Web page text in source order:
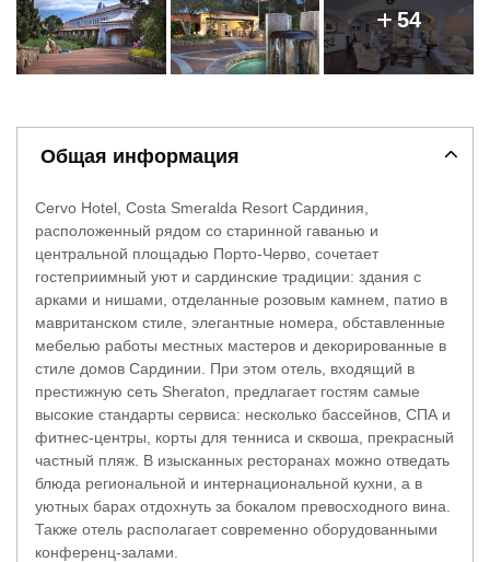
54
Общая информация
Cervo Hotel, Costa Smeralda Resort Сардиния,
расположенный рядом со старинной гаванью и
центральной площадью Порто-Черво, сочетает
гостеприимный уют и сардинские традиции: здания с
арками и нишами, отделанные розовым камнем, патио в
мавританском стиле, элегантные номера, обставленные
мебелью работы местных мастеров и декорированные в
стиле домов Сардинии. При этом отель, входящий в
престижную сеть Sheraton, предлагает гостям самые
высокие стандарты сервиса: несколько бассейнов, СПА и
фитнес-центры, корты для тенниса и сквоша, прекрасный
частный пляж. В изысканных ресторанах можно отведать
блюда региональной и интернациональной кухни, а в
уютных барах отдохнуть за бокалом превосходного вина.
Также отель располагает современно оборудованными
конференц-залами.